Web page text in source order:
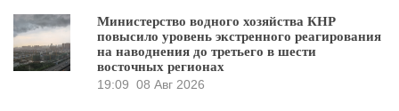
Министерство водного хозяйства КНР
повысило уровень экстренного реагирования
на наводнения до третьего в шести
восточных регионах
19:09 08 Авг 2026